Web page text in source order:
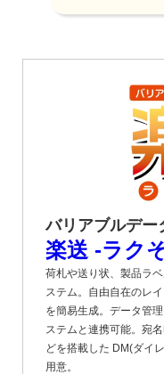
バリアブルデー
楽送 -ラク
荷札や送り状、製品ラ
ステム。自由自在のレ
を簡易生成。データ管
ステムと連携可能。宛
どを搭載した DM(ダイ
用意。